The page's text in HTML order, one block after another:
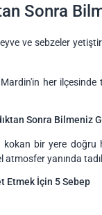
Sonra
ve sebzeler
her
Sonra Bilmeniz
kokan bir yere
yanında
Etmek İçin 5 Sebep